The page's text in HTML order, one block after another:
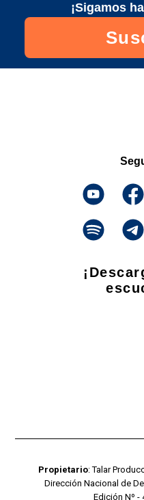
¡Sigamos
Propietario: Talar
Dirección Nacional de
Edición Nº -